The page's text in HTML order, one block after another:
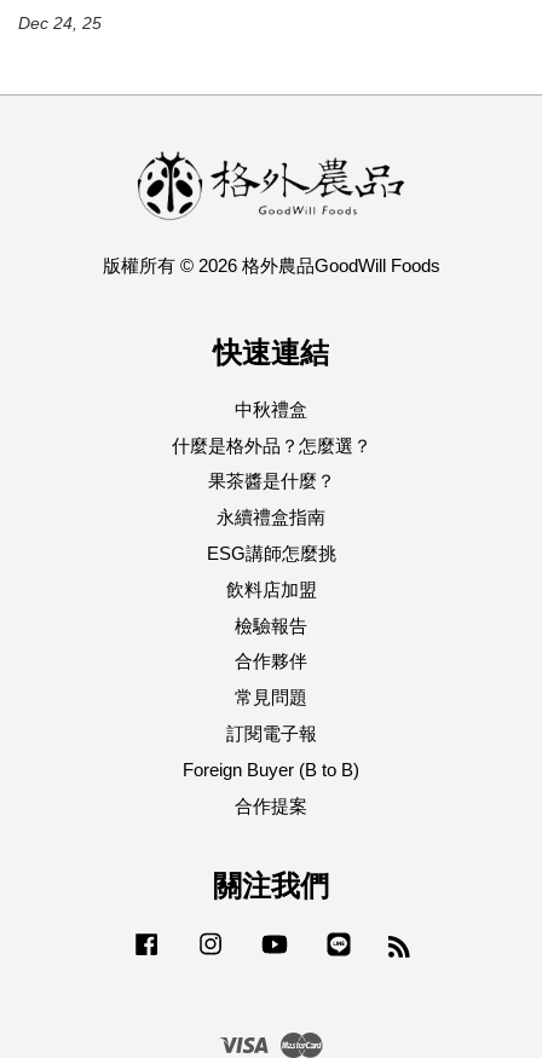
Dec 24, 25
版權所有 © 2026 格外農品GoodWill Foods
快速連結
中秋禮盒
什麼是格外品？怎麼選？
果茶醬是什麼？
永續禮盒指南
ESG講師怎麼挑
飲料店加盟
檢驗報告
合作夥伴
常見問題
訂閱電子報
Foreign Buyer (B to B)
合作提案
關注我們
Facebook Instagram YouTube
Visa